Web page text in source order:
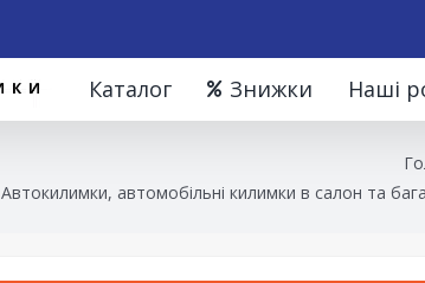
Каталог Знижки Наші
Автокилимки, автомобільні килимки в салон та